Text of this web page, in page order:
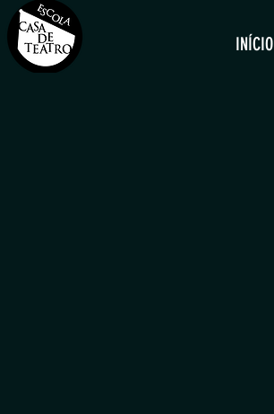
INÍCIO